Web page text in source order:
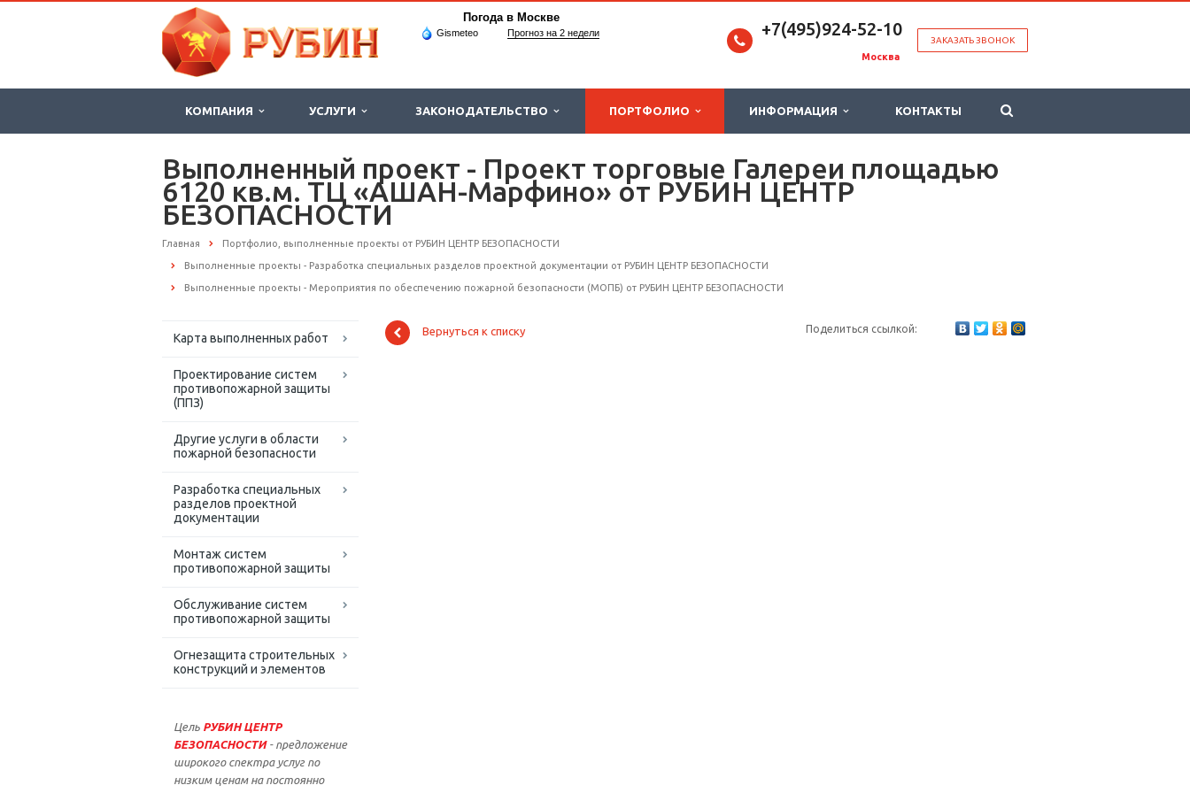
Погода в Москве
Gismeteo Прогноз на 2 недели
ЗАКАЗАТЬ ЗВОНОК
+7(495)924-52-10
Москва
КОМПАНИЯ УСЛУГИ ЗАКОНОДАТЕЛЬСТВО ПОРТФОЛИО ИНФОРМАЦИЯ КОНТАКТЫ
Выполненный проект - Проект торговые Галереи площадью
6120 кв.м. ТЦ «АШАН-Марфино» от РУБИН ЦЕНТР
БЕЗОПАСНОСТИ
Главная Портфолио, выполненные проекты от РУБИН ЦЕНТР БЕЗОПАСНОСТИ
Выполненные проекты - Разработка специальных разделов проектной документации от РУБИН ЦЕНТР БЕЗОПАСНОСТИ
Выполненные проекты - Мероприятия по обеспечению пожарной безопасности (МОПБ) от РУБИН ЦЕНТР БЕЗОПАСНОСТИ
Карта выполненных работ
Проектирование систем
противопожарной защиты
(ППЗ)
Другие услуги в области
пожарной безопасности
Разработка специальных
разделов проектной
документации
Монтаж систем
противопожарной защиты
Обслуживание систем
противопожарной защиты
Огнезащита строительных
конструкций и элементов
Цель РУБИН ЦЕНТР
БЕЗОПАСНОСТИ - предложение
широкого спектра услуг по
низким ценам на постоянно
Поделиться ссылкой:
Вернуться к списку